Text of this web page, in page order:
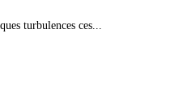
turbulences ces...